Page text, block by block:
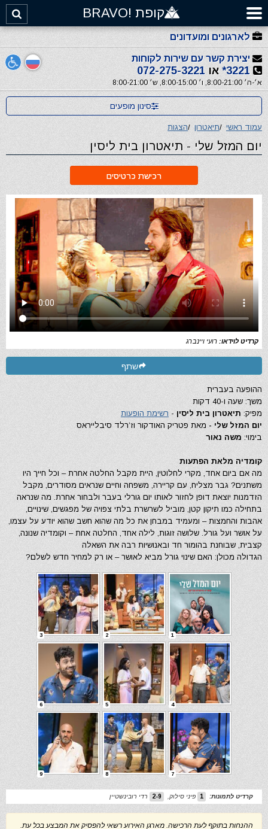
קופת !BRAVO
לארגונים ומועדונים
יצירת קשר עם שירות לקוחות
3221* או 072-275-3221
א׳-ה׳ 8:00-21:00, ו׳ 8:00-15:00, ש׳ 8:00-21:00
סינון מופעים
עמוד ראשי /תיאטרון /הצגות
יום המזל שלי - תיאטרון בית ליסין
רכישת כרטיסים
קרדיט לוידאו: רועי ויינברג
שתף
ההופעה בעברית
משך: שעה ו-40 דקות
מפיק: תיאטרון בית ליסין - רשימת הופעות
יום המזל שלי - מאת פטריק האודקור וז’רלד סיבלייראס
בימוי: משה נאור
קומדיה מלאת הפתעות
מה אם ביום אחד, מקרי לחלוטין, היית מקבל החלטה אחרת – וכל חייך היו
משתנים? גבר מצליח, עם קריירה, משפחה וחיים שנראים מסודרים, מקבל
הזדמנות יוצאת דופן לחזור לאותו יום גורלי בעבר ולבחור אחרת. מה שנראה
בתחילה כמו תיקון קטן, מוביל לשרשרת בלתי צפויה של מפגשים, שינויים,
אהבות והחמצות – ומעמיד במבחן את כל מה שהוא חשב שהוא יודע על עצמו,
על אושר ועל גורל. שלושה זוגות, לילה אחד, החלטה אחת – וקומדיה שנונה,
קצבית, שבוחנת בהומור חד ובאנושיות רבה את השאלה
הגדולה מכולן: האם שינוי גורל מביא לאושר – או רק למחיר חדש לשלם?
1
2
3
4
5
6
7
8
9
קרדיט לתמונות: 1 פיני סילוק 2-9 רדי רובינשטיין
ההנחות בתוקף לעת הרכישה. מארגן האירוע רשאי להפסיק את המבצע בכל עת.